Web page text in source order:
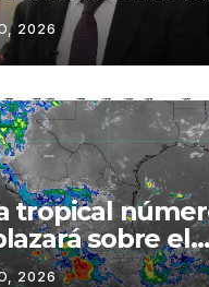
e inicie el
mediante el
2026
tropical
sobre el
mexicano
2026